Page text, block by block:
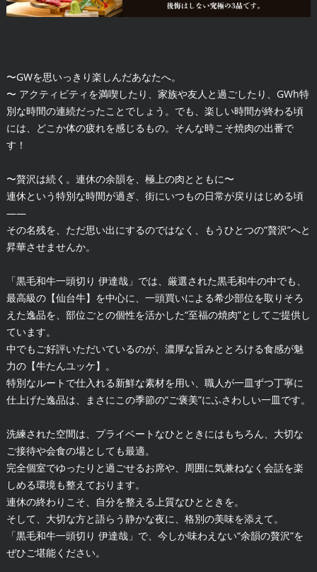
〜GWを思いっきり楽しんだあなたへ。
〜 アクティビティを満喫したり、家族や友人と過ごしたり、GWh特
別な時間の連続だったことでしょう。でも、楽しい時間が終わる頃
には、どこか体の疲れを感じるもの。そんな時こそ焼肉の出番で
す！
〜贅沢は続く。連休の余韻を、極上の肉とともに〜
連休という特別な時間が過ぎ、街にいつもの日常が戻りはじめる頃
――
その名残を、ただ思い出にするのではなく、もうひとつの“贅沢”へと
昇華させませんか。
「黒毛和牛一頭切り 伊達哉」では、厳選された黒毛和牛の中でも、
最高級の【仙台牛】を中心に、一頭買いによる希少部位を取りそろ
えた逸品を、部位ごとの個性を活かした“至福の焼肉”としてご提供し
ています。
中でもご好評いただいているのが、濃厚な旨みととろける食感が魅
力の【牛たんユッケ】。
特別なルートで仕入れる新鮮な素材を用い、職人が一皿ずつ丁寧に
仕上げた逸品は、まさにこの季節の“ご褒美”にふさわしい一皿です。
洗練された空間は、プライベートなひとときにはもちろん、大切な
ご接待や会食の場としても最適。
完全個室でゆったりと過ごせるお席や、周囲に気兼ねなく会話を楽
しめる環境も整えております。
連休の終わりこそ、自分を整える上質なひとときを。
そして、大切な方と語らう静かな夜に、格別の美味を添えて。
「黒毛和牛一頭切り 伊達哉」で、今しか味わえない“余韻の贅沢”を
ぜひご堪能ください。